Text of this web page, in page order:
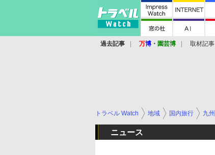
過去記事 万博 ・ 園芸博 取材記事
トラベル Watch 地域 国内旅行 九州
ニュース